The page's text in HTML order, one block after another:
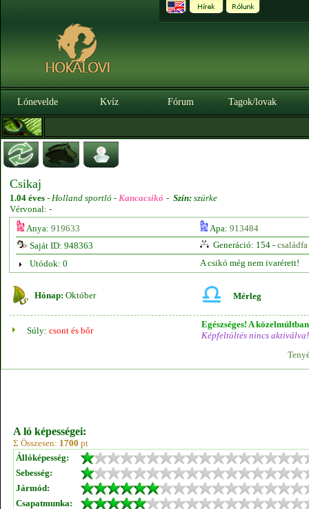
Lónevelde Kvíz Fórum Tagok/lovak
Csikaj
1.04 éves - Holland sportló - Kancacsikó - Szín: szürke
Vérvonal: -
Anya: 919633 Apa: 913484
Saját ID: 948363
Generáció: 154 - családfa
Utódok: 0
A csikó még nem ivarérett!
Hónap: Október Mérleg
Súly: csont és bőr
Egészséges! A
Képfeltöltés nincs aktiválva!
A ló képességei:
Σ Összesen: 1700 pt
Állóképesség:
Sebesség:
Jármód:
Csapatmunka: